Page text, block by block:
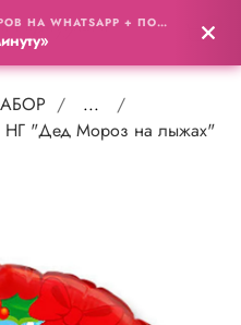
0
...
НГ "Дед Мороз на лыжах"
ПОЛУЧИТЕ ПОДБОРКУ ШАРОВ НА WHATSAPP + ПОДАРОК